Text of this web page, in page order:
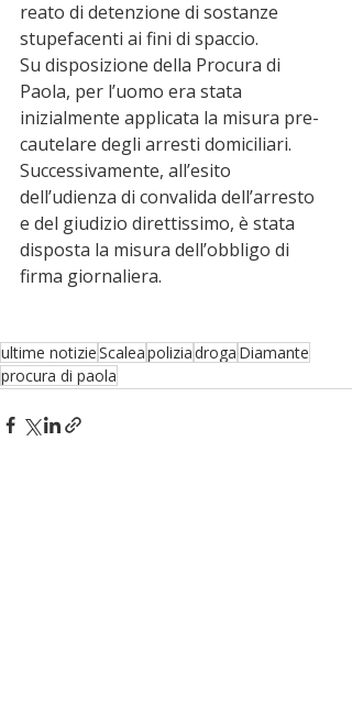
reato di detenzione di sostanze
stupefacenti ai fini di spaccio.
Su disposizione della Procura di
Paola, per l’uomo era stata
inizialmente applicata la misura pre-
cautelare degli arresti domiciliari.
Successivamente, all’esito
dell’udienza di convalida dell’arresto
e del giudizio direttissimo, è stata
disposta la misura dell’obbligo di
firma giornaliera.
ultime notizieScaleapoliziadroga Diamante
procura di paola